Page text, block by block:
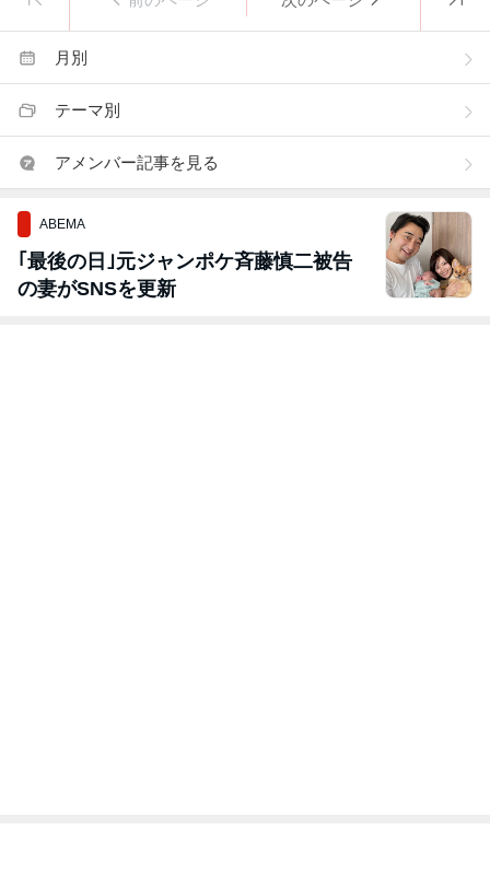
月別
テーマ別
アメンバー記事を見る
ABEMA
｢最後の日｣元ジャンポケ斉藤慎二被告
の妻がSNSを更新